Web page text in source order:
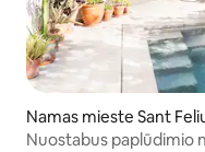
Namas mieste Sant
Nuostabus paplūdimio